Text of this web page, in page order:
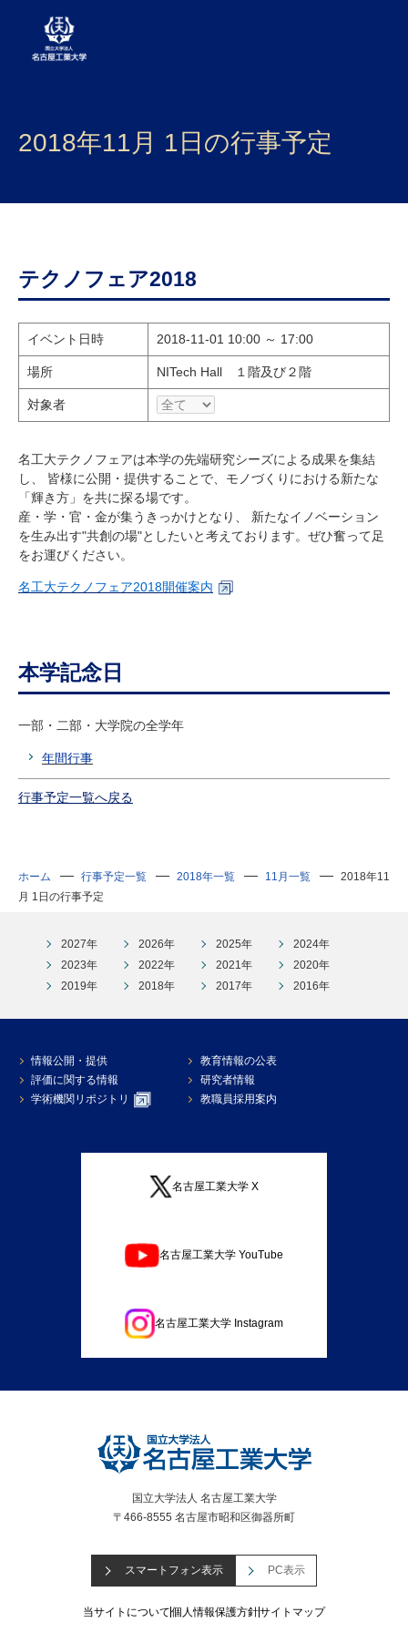
学部・大学院・センター
研究・産学官連携
国際交流
研究・教員Navi
受験生 在学生
卒業生
企業・研究者
寄附のお願い
アクセス
キャンパスマップ
2018年11月 1日の行事予定
テクノフェア2018
イベント日時 2018-11-01 10:00 ～ 17:00
場所 NITech Hall １階及び２階
対象者
名工大テクノフェアは本学の先端研究シーズによる成果を集結
し、 皆様に公開・提供することで、モノづくりにおける新たな
「輝き方」を共に探る場です。
産・学・官・金が集うきっかけとなり、 新たなイノベーション
を生み出す"共創の場"としたいと考えております。ぜひ奮って足
をお運びください。
名工大テクノフェア2018開催案内
本学記念日
一部・二部・大学院の全学年
年間行事
行事予定一覧へ戻る
ホーム 行事予定一覧 2018年一覧 11月一覧
2018年11
月 1日の行事予定
2027年 2026年 2025年
2024年
2023年
2022年 2021年
2020年
2019年
2018年 2017年 2016年
情報公開・提供
教育情報の公表
評価に関する情報
研究者情報
学術機関リポジトリ
教職員採用案内
名古屋工業大学 X
名古屋工業大学 YouTube
名古屋工業大学 Instagram
国立大学法人 名古屋工業大学
〒466-8555 名古屋市昭和区御器所町
スマートフォン表示 PC表示
当サイトについて個人情報保護方針サイトマップ